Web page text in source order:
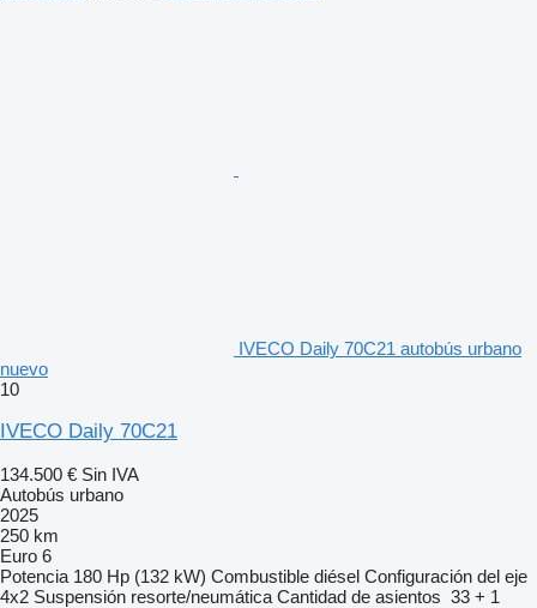
IVECO Daily 70C21 autobús urbano
nuevo
10
IVECO Daily 70C21
134.500 € Sin IVA
Autobús urbano
2025
250 km
Euro 6
Potencia 180 Hp (132 kW) Combustible diésel Configuración del eje
4x2 Suspensión resorte/neumática Cantidad de asientos 33 + 1